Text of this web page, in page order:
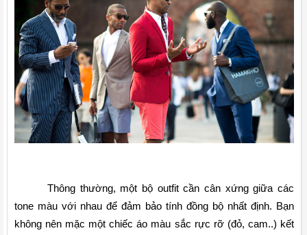
Thông thường, một bộ outfit cần cân xứng giữa các
tone màu với nhau để đảm bảo tính đồng bộ nhất định. Bạn
không nên mặc một chiếc áo màu sắc rực rỡ (đỏ, cam..) kết